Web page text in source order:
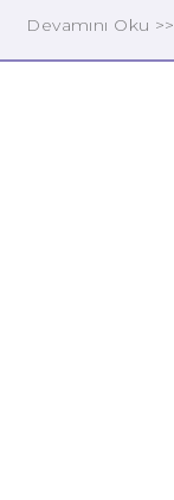
Devamını Oku >>